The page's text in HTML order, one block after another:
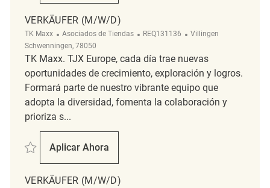
VERKÄUFER (M/W/D)
TK Maxx Categoría
Asociados de Tiendas ReqId
REQ131136 Ubicación
Villingen
Schwenningen, 78050
TK Maxx. TJX Europe, cada día trae nuevas
oportunidades de crecimiento, exploración y logros.
Formará parte de nuestro vibrante equipo que
adopta la diversidad, fomenta la colaboración y
prioriza s...
Salvar Verkäufer (m/w/d) REQ131136
Aplicar Ahora
Verkäufer (m/w/d)
VERKÄUFER (M/W/D)